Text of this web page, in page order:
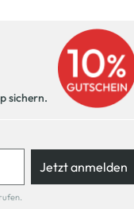
sichern.
Jetzt anmelden